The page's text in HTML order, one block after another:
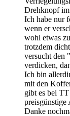
Drehknopf im
Ich habe nur
wenn er
wohl etwas
trotzdem
versucht den
verdicken,
Ich bin
mit den
gibt es bei
preisgünstige
Danke